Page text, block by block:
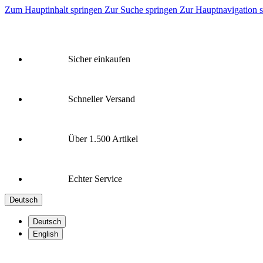
Zum Hauptinhalt springen Zur Suche springen Zur Hauptnavigation
Sicher einkaufen
Schneller Versand
Über 1.500 Artikel
Echter Service
Deutsch
Deutsch
English